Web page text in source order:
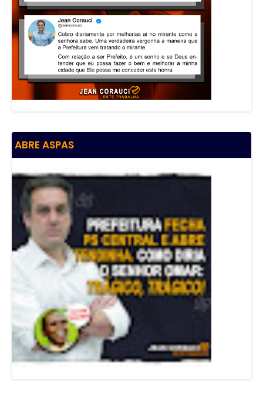
ABRE ASPAS